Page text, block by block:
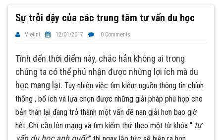
Sự trỗi dậy của các trung tâm tư vấn du học
Vietint 12/01/2017 0 Comments
Tính đến thời điểm này, chắc hẳn không ai trong
chúng ta có thể phủ nhận được những lợi ích mà du
học mang lại. Tuy nhiên việc tìm kiếm nguồn thông tin chính
thống , bổ ích và lựa chọn được những giải pháp phù hợp cho
bản thân lại đang trở thành một vấn đề nan giải hơn bao giờ
hết. Chỉ cần lên mạng và tìm kiếm thử theo một từ khóa “ tư